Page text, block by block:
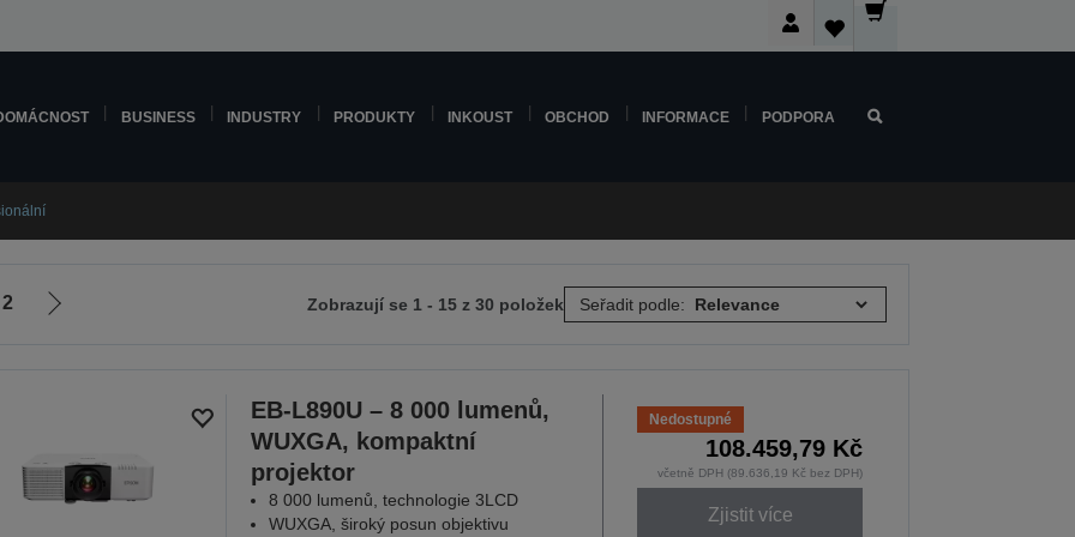
BUSINESS INDUSTRY PRODUKTY INKOUST OBCHOD INFORMACE PODPORA
2
Jít
Zobrazují se 1 - 15 z 30 položek Seřadit podle:
EB-L890U – 8 000 lumenů,
WUXGA, kompaktní
projektor
8 000 lumenů, technologie 3LCD
WUXGA, široký posun objektivu
Nedostupné
108.459,79 Kč
včetně DPH (89.636,19 Kč bez DPH)
Zjistit více